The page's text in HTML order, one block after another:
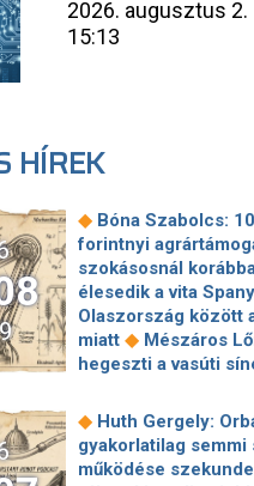
2026. augusztus 2.
15:13
HÍREK
◆ Bóna Szabolcs:
forintnyi
szokásosnál
élesedik a vita
Olaszország között
miatt ◆ Mészáros
hegeszti a vasúti
tesz a Bosnyák téri
beruházója, ha az
szerződésüket ◆
◆ Huth Gergely:
gyakorlatilag semmi
működése